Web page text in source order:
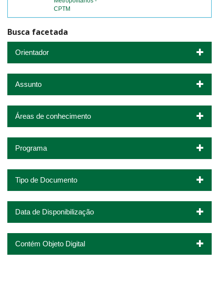
CPTM
Busca facetada
Orientador
Assunto
Áreas de conhecimento
Programa
Tipo de Documento
Data de Disponibilização
Contém Objeto Digital